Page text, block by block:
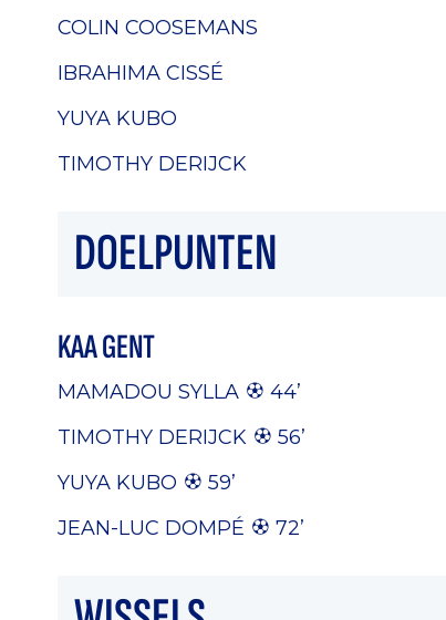
COLIN COOSEMANS
IBRAHIMA CISSÉ
YUYA KUBO
TIMOTHY DERIJCK
DOELPUNTEN
KAA GENT
MAMADOU SYLLA
44’
TIMOTHY DERIJCK
56’
YUYA KUBO
59’
JEAN-LUC DOMPÉ
72’